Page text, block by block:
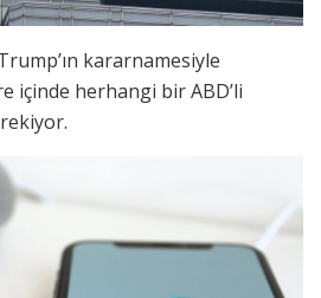
kararnamesiyle
içinde herhangi bir ABD’li